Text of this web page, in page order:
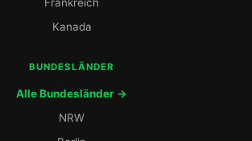
Kanada
BUNDESLÄNDER
Alle Bundesländer →
NRW